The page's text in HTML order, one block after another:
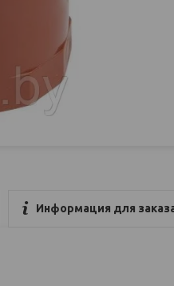
Информация для